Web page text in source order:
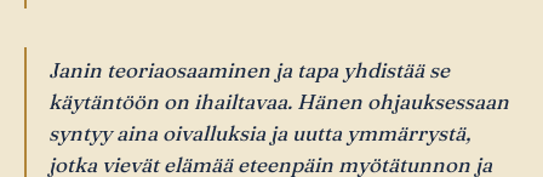
Janin teoriaosaaminen ja tapa yhdistää se
käytäntöön on ihailtavaa. Hänen ohjauksessaan
syntyy aina oivalluksia ja uutta ymmärrystä,
jotka vievät elämää eteenpäin myötätunnon ja